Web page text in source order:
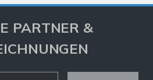
PARTNER &